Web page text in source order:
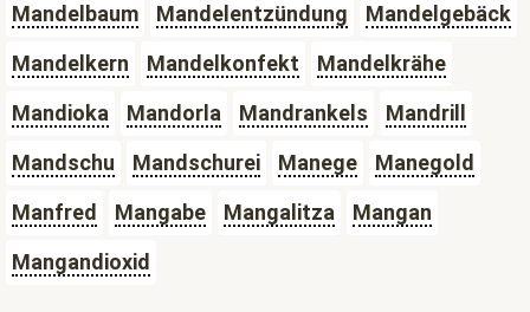
Mandelbaum
Mandelentzündung
Mandelgebäck
Mandelkern
Mandelkonfekt
Mandelkrähe
Mandioka
Mandorla Mandrankels
Mandrill
Mandschu
Mandschurei Manege
Manegold
Manfred
Mangabe Mangalitza
Mangan
Mangandioxid